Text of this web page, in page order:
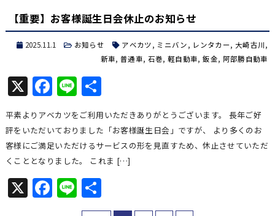
【重要】お客様誕生日会休止のお知らせ
2025.11.1 お知らせ アベカツ, ミニバン, レンタカー, 大崎古川,
新車, 普通車, 石巻,軽自動車,鈑金, 阿部勝自動車
X Facebook
Line共
有
平素よりアベカツをご利用いただきありがとうございます。 長年ご好
評をいただいておりました「お客様誕生日会」ですが、 より多くのお
客様にご満足いただけるサービスの形を見直すため、休止させていただ
くこととなりました。 これま […]
X Facebook
Line共
有